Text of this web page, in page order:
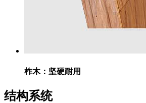
柞木： 坚硬耐用
结构系统